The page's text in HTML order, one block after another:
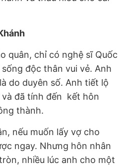
quân, chỉ có nghệ sĩ Quốc
độc thân vui vẻ. Anh
do duyên số. Anh tiết lộ
đã tính đến kết hôn
thành.
nếu muốn lấy vợ cho
ngay. Nhưng hôn nhân
nhiều lúc anh cho một